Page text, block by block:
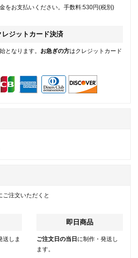
をお支払いください。手数料:530円(税別)
レジットカード決済
となります。 お急ぎの方はクレジットカード
ご注文いただくと
送しま
即日商品
ご注文日の当日 に制作・発送し
ます。